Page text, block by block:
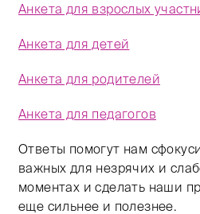
Анкета для взрослых
Анкета для детей
Анкета для родителей
Анкета для педагогов
Ответы помогут нам
важных для незрячих и
моментах и сделать наши
еще сильнее и полезнее.